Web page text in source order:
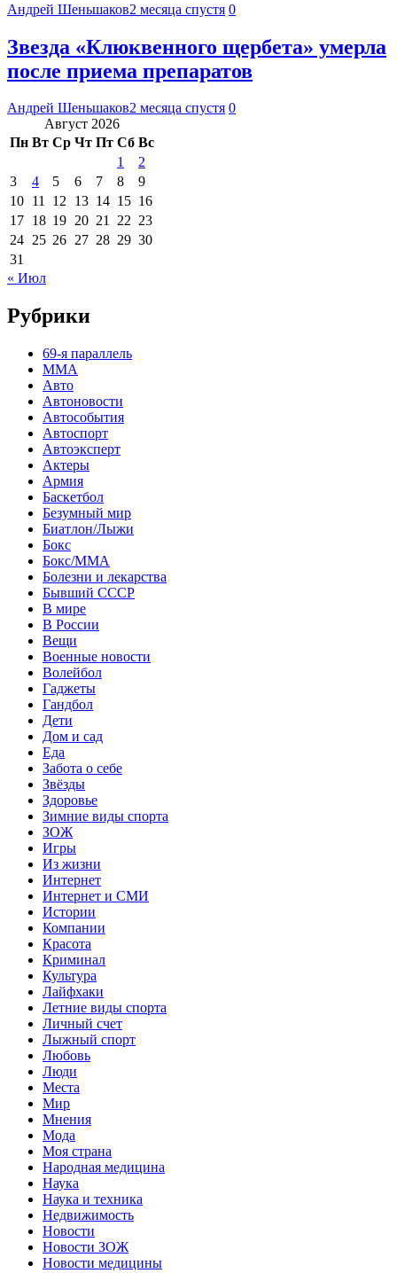
Андрей Шеньшаков2 месяца спустя 0
Звезда «Клюквенного щербета» умерла
после приема препаратов
Андрей Шеньшаков2 месяца спустя 0
Август 2026
Пн Вт Ср Чт Пт Сб Вс
1
2
3
4 5 6 7 8
9
10 11 12 13 14 15 16
17 18 19 20 21 22 23
24 25 26 27 28 29 30
31
« Июл
Рубрики
69-я параллель
MMA
Авто
Автоновости
Автособытия
Автоспорт
Автоэксперт
Актеры
Армия
Баскетбол
Безумный мир
Биатлон/Лыжи
Бокс
Бокс/MMA
Болезни и лекарства
Бывший СССР
В мире
В России
Вещи
Военные новости
Волейбол
Гаджеты
Гандбол
Дети
Дом и сад
Еда
Забота о себе
Звёзды
Здоровье
Зимние виды спорта
ЗОЖ
Игры
Из жизни
Интернет
Интернет и СМИ
Истории
Компании
Красота
Криминал
Культура
Лайфхаки
Летние виды спорта
Личный счет
Лыжный спорт
Любовь
Люди
Места
Мир
Мнения
Мода
Моя страна
Народная медицина
Наука
Наука и техника
Недвижимость
Новости
Новости ЗОЖ
Новости медицины